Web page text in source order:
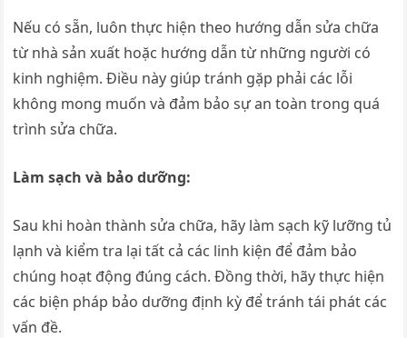
Nếu có sẵn, luôn thực hiện theo hướng dẫn sửa chữa
từ nhà sản xuất hoặc hướng dẫn từ những người có
kinh nghiệm. Điều này giúp tránh gặp phải các lỗi
không mong muốn và đảm bảo sự an toàn trong quá
trình sửa chữa.
Làm sạch và bảo dưỡng:
Sau khi hoàn thành sửa chữa, hãy làm sạch kỹ lưỡng tủ
lạnh và kiểm tra lại tất cả các linh kiện để đảm bảo
chúng hoạt động đúng cách. Đồng thời, hãy thực hiện
các biện pháp bảo dưỡng định kỳ để tránh tái phát các
vấn đề.